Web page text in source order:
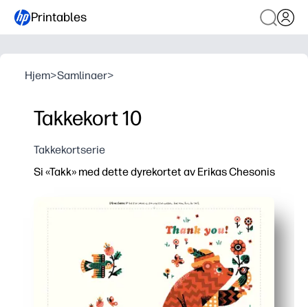
Printables
Hjem>Samlinaer>
Takkekort 10
Takkekortserie
Si «Takk» med dette dyrekortet av Erikas Chesonis
Du skriver ut, bretter og logger på i minutter - null
Munter dyrekunst får barna glade for å si takk -
Perfekt for bursdager, lærere, trenere, lekedater - ett
Blank innside og designet for standard